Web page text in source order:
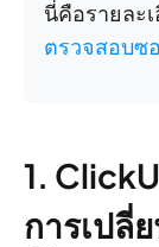
นี่คือรายละ
ตรวจสอบซ
1.
การเปลี่